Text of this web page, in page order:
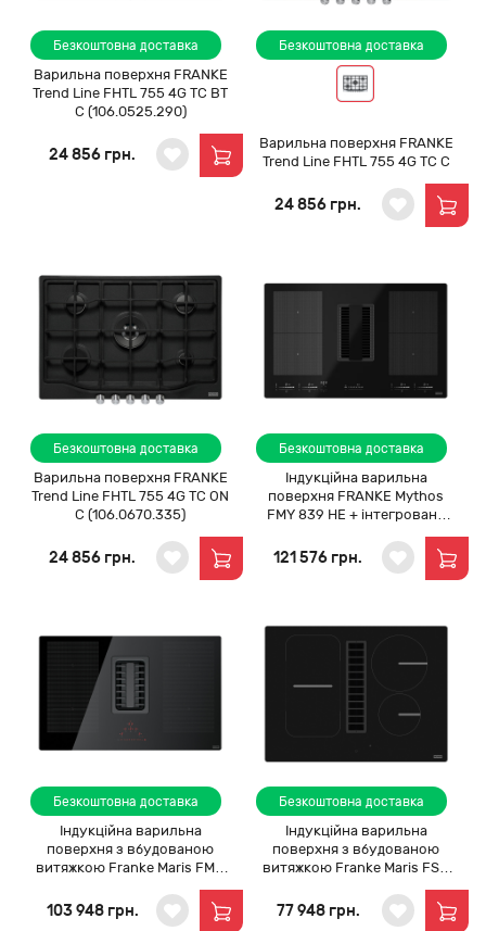
Безкоштовна доставка
Варильна поверхня FRANKE
Trend Line FHTL 755 4G TC BT
C (106.0525.290)
24 856 грн.
Безкоштовна доставка
Варильна поверхня FRANKE
Trend Line FHTL 755 4G TC C
24 856 грн.
Безкоштовна доставка
Варильна поверхня FRANKE
Trend Line FHTL 755 4G TC ON
C (106.0670.335)
24 856 грн.
Безкоштовна доставка
Індукційна варильна
поверхня FRANKE Mythos
FMY 839 HE + інтегрована
витяжка (340.0679.889)
121 576 грн.
Безкоштовна доставка
Індукційна варильна
поверхня з вбудованою
витяжкою Franke Maris FMA
839 HI (340.0595.364)
103 948 грн.
Безкоштовна доставка
Індукційна варильна
поверхня з вбудованою
витяжкою Franke Maris FSM
709 HI (340.0678.203)
77 948 грн.